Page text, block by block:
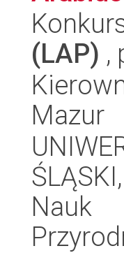
(LAP) ,
Mazur
Nauk